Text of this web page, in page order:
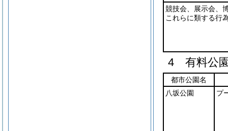
競技会、展示会、
これらに類する行
4 有料公
都市公園名
八坂公園
プ